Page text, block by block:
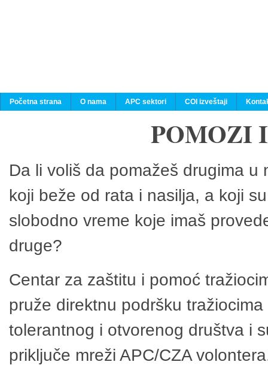
Početna strana O nama APC sektori COI izveštaji
POMOZI
Da li voliš da pomažeš drugima
koji beže od rata i nasilja, a koji
slobodno vreme koje imaš
druge?
Centar za zaštitu i pomoć
pruže direktnu podršku
tolerantnog i otvorenog društva i
priključe mreži APC/CZA